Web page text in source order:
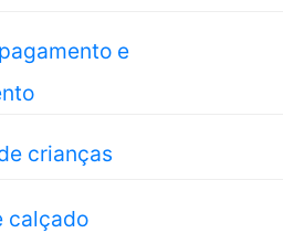
e
crianças
calçado